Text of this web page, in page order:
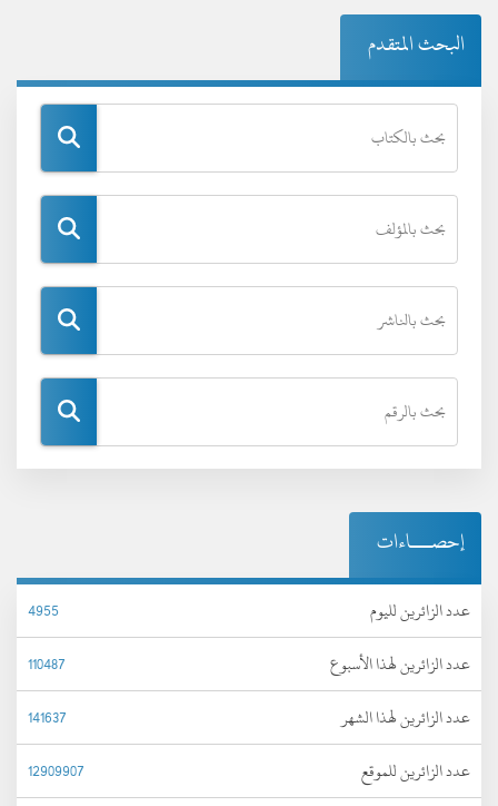
البحث المتقدم
إحصـــاءات
عدد الزائرين لليوم
4955
عدد الزائرين لهذا الأسبوع
110487
عدد الزائرين لهذا الشهر
141637
عدد الزائرين للموقع
12909907